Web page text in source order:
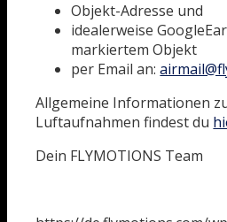
Objekt-Adresse und
idealerweise
markiertem Objekt
per Email an:
Allgemeine Informationen
Luftaufnahmen findest du
Dein FLYMOTIONS Team